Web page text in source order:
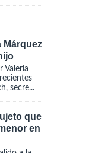
Márquez
Valeria
secre...
que
en